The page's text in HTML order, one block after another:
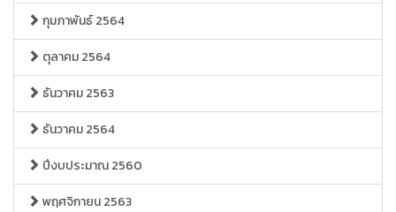
กุมภาพันธ์ 2564
ตุลาคม 2564
ธันวาคม 2563
ธันวาคม 2564
ปีงบประมาณ 2560
พฤศจิกายน 2563